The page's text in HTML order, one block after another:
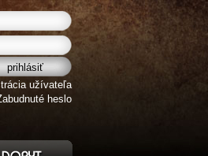
užívateľa
heslo